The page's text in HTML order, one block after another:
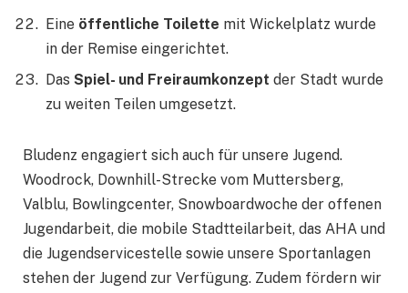
Eine öffentliche Toilette mit Wickelplatz wurde
in der Remise eingerichtet.
Das Spiel- und Freiraumkonzept der Stadt wurde
zu weiten Teilen umgesetzt.
Bludenz engagiert sich auch für unsere Jugend.
Woodrock, Downhill-Strecke vom Muttersberg,
Valblu, Bowlingcenter, Snowboardwoche der offenen
Jugendarbeit, die mobile Stadtteilarbeit, das AHA und
die Jugendservicestelle sowie unsere Sportanlagen
stehen der Jugend zur Verfügung. Zudem fördern wir